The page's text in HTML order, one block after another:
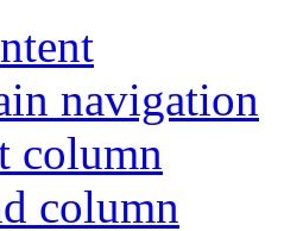
navigation
column
column